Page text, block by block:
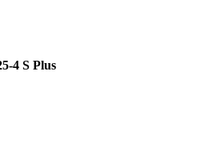
4 S Plus